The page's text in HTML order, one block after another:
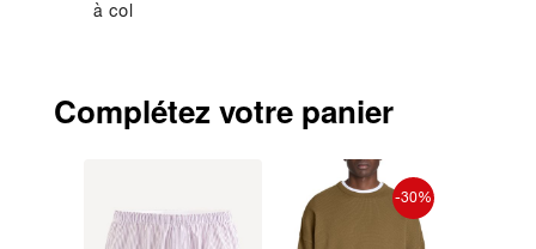
à col
Complétez votre panier
-30%